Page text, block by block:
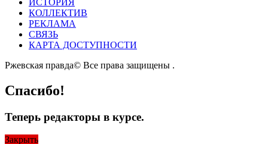
КОЛЛЕКТИВ
РЕКЛАМА
СВЯЗЬ
КАРТА ДОСТУПНОСТИ
Ржевская правда© Все права защищены .
Спасибо!
Теперь редакторы в курсе.
Закрыть